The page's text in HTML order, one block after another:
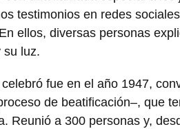
testimonios en redes
ellos, diversas personas
su luz.
fue en el año 1947,
de beatificación–, que
Reunió a 300 personas y,